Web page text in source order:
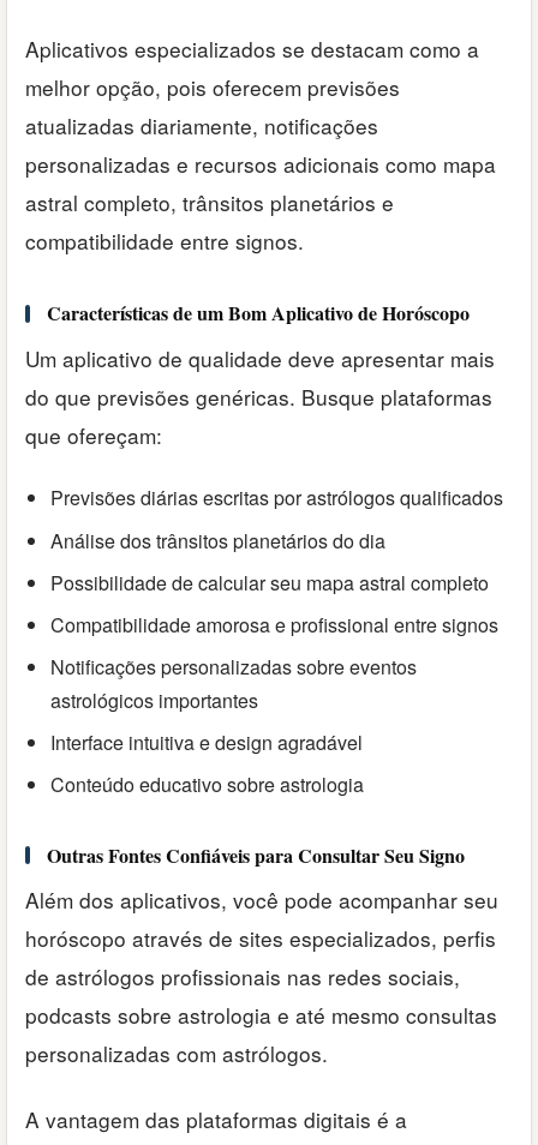
Aplicativos especializados se destacam como a
melhor opção, pois oferecem previsões
atualizadas diariamente, notificações
personalizadas e recursos adicionais como mapa
astral completo, trânsitos planetários e
compatibilidade entre signos.
Características de um Bom Aplicativo de Horóscopo
Um aplicativo de qualidade deve apresentar mais
do que previsões genéricas. Busque plataformas
que ofereçam:
Previsões diárias escritas por astrólogos qualificados
Análise dos trânsitos planetários do dia
Possibilidade de calcular seu mapa astral completo
Compatibilidade amorosa e profissional entre signos
Notificações personalizadas sobre eventos
astrológicos importantes
Interface intuitiva e design agradável
Conteúdo educativo sobre astrologia
Outras Fontes Confiáveis para Consultar Seu Signo
Além dos aplicativos, você pode acompanhar seu
horóscopo através de sites especializados, perfis
de astrólogos profissionais nas redes sociais,
podcasts sobre astrologia e até mesmo consultas
personalizadas com astrólogos.
A vantagem das plataformas digitais é a